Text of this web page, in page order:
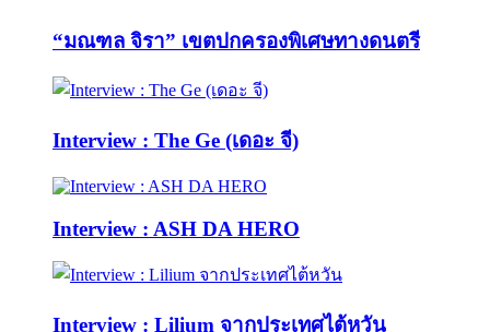
“มณฑล จิรา” เขตปกครองพิเศษทางดนตรี
Interview : The Ge (เดอะ จี)
Interview : ASH DA HERO
Interview : Lilium จากประเทศไต้หวัน